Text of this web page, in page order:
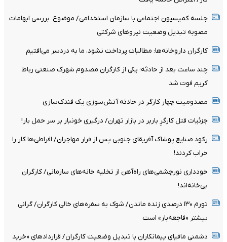
جلسه کمیسیون اجتماعی با سازمان استخدامی/ موضوع: بررسی ابهامات
مصوبه تبدیل وضعیت نیروهای شرکتی
کارگران داروخانه‌ها: مطالبات پرداخت نشود، ما به دردسر می‌افتیم
چند ساعت بعد از حادثه؛ یکی از کارگران مصدوم شهرک صنعتی رباط
کریم فوت شد
مصدومیت چهار کارگر در حادثه آتش‌سوزی یک فندک‌سازی
جزئیات قتل کارگرِ باربر در بازار تهران/ درگیری خونبار بر سر حمل بار!
رکود صنایع پوشاک آفریقای جنوبی پس از فرار مهاجران/ افراطی‌ها کار را
خراب کردند!
خودداری نورچشمی‌های راه‌آهن از تخلیه خانه‌های سازمانی/ کارگران
بی‌خانه‌اند!
تورم ۱۳۰ درصدی زنده ماندن/ شوک به سفره‌های خالی کارگران/ گرانی
بیشتر «فاجعه‌بار» است
دشمنی مافیای پیمانکاران با تبدیل وضعیت کارگران/ قرارداد‌های «خرید